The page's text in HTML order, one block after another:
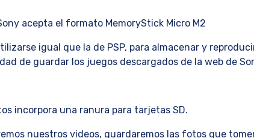
acepta el formato MemoryStick Micro M2
igual que la de PSP, para almacenar y
de guardar los juegos descargados de la web de
incorpora una ranura para tarjetas SD.
nuestros videos, guardaremos las fotos que